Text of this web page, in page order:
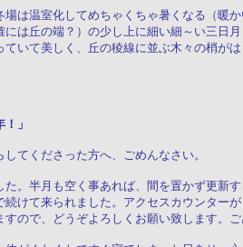
は温室化してめちゃくちゃ暑くなる（暖
は丘の端？）の少し上に細い細～い三日
いて美しく、丘の稜線に並ぶ木々の梢が
」
てくださった方へ、ごめんなさい。
。半月も空く事あれば、間を置かず更新
けて来られました。アクセスカウンター
ので、どうぞよろしくお願い致します。